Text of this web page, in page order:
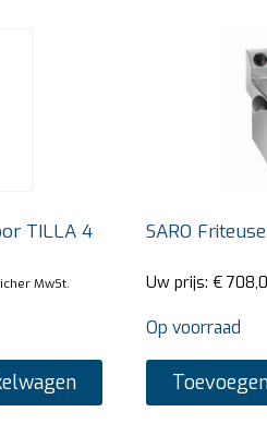
TILLA 4
MwSt.
SARO
Uw prijs: €
Op voorraad